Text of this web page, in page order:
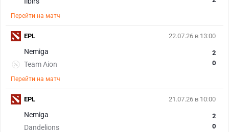
Перейти на матч
22.07.26 в 13:00
Nemiga
Team Aion
2
0
Перейти на матч
EPL
21.07.26 в 10:00
Nemiga
Dandelions
2
0
EPL